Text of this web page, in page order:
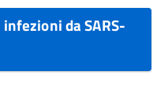
da SARS-